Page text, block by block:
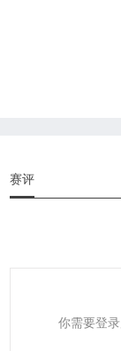
赛评
你需要登